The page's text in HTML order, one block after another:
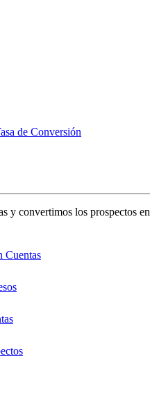
de Conversión
y convertimos los prospectos
Cuentas